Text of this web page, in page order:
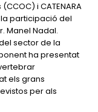
i CATENARA
participació del
Manel Nadal.
sector de la
ha presentat
els grans
per als